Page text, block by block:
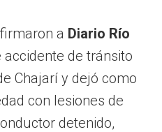
a Diario Río
de tránsito
Chajarí y dejó como
con lesiones de
detenido,